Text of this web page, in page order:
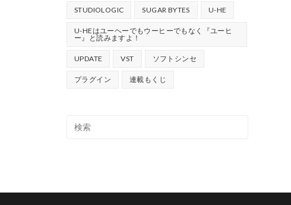
STUDIOLOGIC SUGAR BYTES U-HE
U-HEはユーヘーでもウーヒーでもなく『ユーヒ
ー』と読みますよ！
UPDATE VST ソフトシンセ
プラグイン 連載もくじ